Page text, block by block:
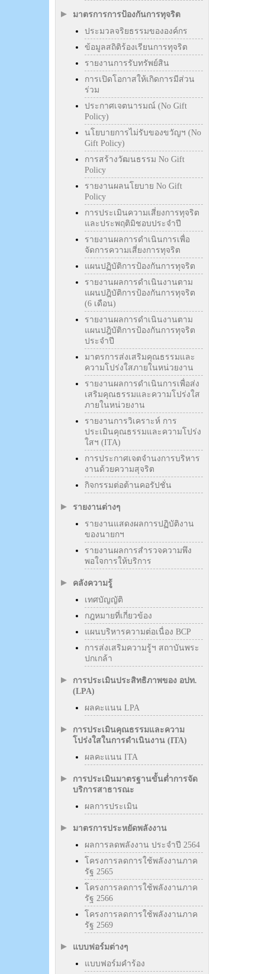
มาตรการการป้องกันการทุจริต
ประมวลจริยธรรมขององค์กร
ข้อมูลสถิติร้องเรียนการทุจริต
รายงานการรับทรัพย์สิน
การเปิดโอกาสให้เกิดการมีส่วน
ร่วม
ประกาศเจตนารมณ์ (No Gift
Policy)
นโยบายการไม่รับของขวัญฯ (No
Gift Policy)
การสร้างวัฒนธรรม No Gift
Policy
รายงานผลนโยบาย No Gift
Policy
การประเมินความเสี่ยงการทุจริต
และประพฤติมิชอบประจำปี
รายงานผลการดำเนินการเพื่อ
จัดการความเสี่ยงการทุจริต
แผนปฏิบัติการป้องกันการทุจริต
รายงานผลการดำเนินงานตาม
แผนปฎิบัติการป้องกันการทุจริต
(6 เดือน)
รายงานผลการดำเนินงานตาม
แผนปฎิบัติการป้องกันการทุจริต
ประจำปี
มาตรการส่งเสริมคุณธรรมและ
ความโปร่งใสภายในหน่วยงาน
รายงานผลการดำเนินการเพื่อส่ง
เสริมคุณธรรมและความโปร่งใส
ภายในหน่วยงาน
รายงานการวิเคราะห์ การ
ประเมินคุณธรรมและความโปร่ง
ใสฯ (ITA)
การประกาศเจตจำนงการบริหาร
งานด้วยความสุจริต
กิจกรรมต่อต้านคอรัปชั่น
รายงานต่างๆ
รายงานแสดงผลการปฏิบัติงาน
ของนายกฯ
รายงานผลการสำรวจความพึง
พอใจการให้บริการ
คลังความรู้
เทศบัญญัติ
กฎหมายที่เกี่ยวข้อง
แผนบริหารความต่อเนื่อง BCP
การส่งเสริมความรู้ฯ สถาบันพระ
ปกเกล้า
การประเมินประสิทธิภาพของ อปท.
(LPA)
ผลคะแนน LPA
การประเมินคุณธรรมและความ
โปร่งใสในการดำเนินงาน (ITA)
ผลคะแนน ITA
การประเมินมาตรฐานขั้นต่ำการจัด
บริการสาธารณะ
ผลการประเมิน
มาตรการประหยัดพลังงาน
ผลการลดพลังงาน ประจำปี 2564
โครงการลดการใช้พลังงานภาค
รัฐ 2565
โครงการลดการใช้พลังงานภาค
รัฐ 2566
โครงการลดการใช้พลังงานภาค
รัฐ 2569
แบบฟอร์มต่างๆ
แบบฟอร์มคำร้อง